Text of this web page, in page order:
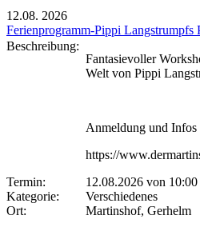
12.08. 2026
Ferienprogramm-Pippi Langstrumpfs
Beschreibung:
Fantasievoller
Welt von Pippi
Anmeldung und Infos
https://
Termin:
12.08.2026 von 10:00
Kategorie:
Verschiedenes
Ort:
Martinshof, Gerhelm